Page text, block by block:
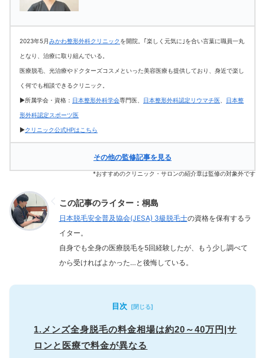
2023年5月みかわ整形外科クリニック を開院。｢楽しく元気に｣を合い言葉に職員一丸
となり、治療に取り組んでいる。
医療脱毛、光治療やドクターズコスメといった美容医療も提供しており、身近で楽し
く何でも相談できるクリニック。
▶所属学会・資格： 日本整形外科学会専門医、 日本整形外科認定リウマチ医 日本整
形外科認定スポーツ医
▶クリニック公式HPはこちら
その他の監修記事を見る
*おすすめのクリニック・サロンの紹介章は監修の対象外です
この記事のライター：桐島
日本脱毛安全普及協会(JESA) 3級脱毛士の資格を保有するラ
イター。
自身でも全身の医療脱毛を5回経験したが、もう少し調べて
から受ければよかった…と後悔している。
目次
1.メンズ全身脱毛の料金相場は約20～40万円|サ
ロンと医療で料金が異なる